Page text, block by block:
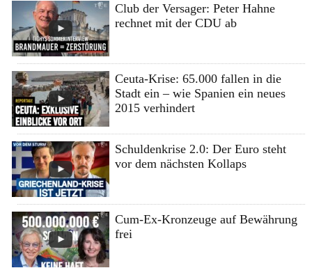
Club der Versager: Peter Hahne
rechnet mit der CDU ab
Ceuta-Krise: 65.000 fallen in die
Stadt ein – wie Spanien ein neues
2015 verhindert
Schuldenkrise 2.0: Der Euro steht
vor dem nächsten Kollaps
Cum-Ex-Kronzeuge auf Bewährung
frei